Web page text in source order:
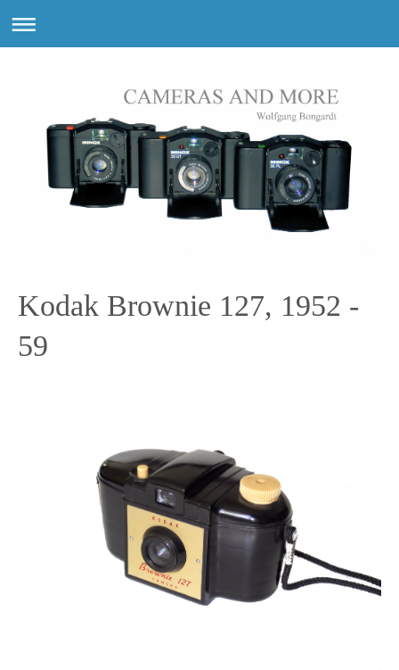
Kodak Brownie 127, 1952 -
59